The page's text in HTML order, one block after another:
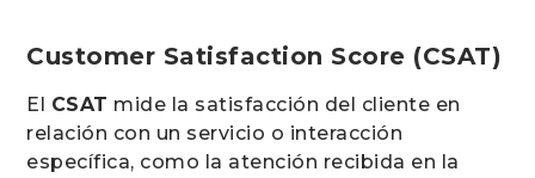
Customer Satisfaction Score (CSAT)
El CSAT mide la satisfacción del cliente en
relación con un servicio o interacción
específica, como la atención recibida en la